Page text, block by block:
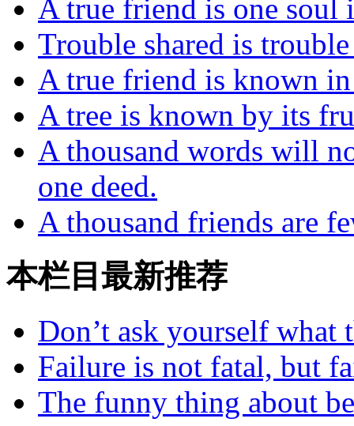
A true friend is one soul
Trouble shared is
A true friend is known
A tree is known by its
A thousand words will
one deed.
A thousand friends are
本栏目最新推荐
Don’t ask yourself what
Failure is not fatal, but
The funny thing about